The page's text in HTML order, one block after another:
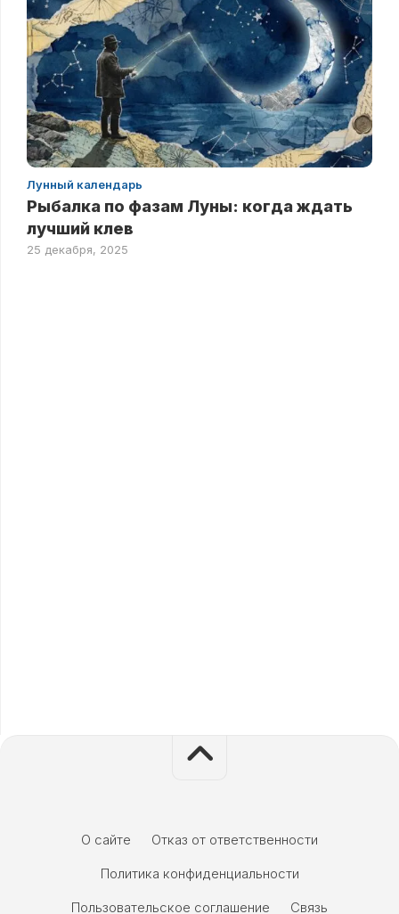
Лунный календарь
Рыбалка по фазам Луны: когда ждать
лучший клев
25 декабря, 2025
О сайте
Отказ от ответственности
Политика конфиденциальности
Пользовательское соглашение
Связь